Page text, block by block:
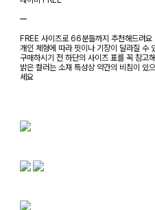
ㅡ
FREE 사이즈로 66분들까지 추천해드려요
개인 체형에 따라 핏이나 기장이 달라질 수
구매하시기 전 하단의 사이즈 표를 꼭 참고
밝은 컬러는 소재 특성상 약간의 비침이 있
세요